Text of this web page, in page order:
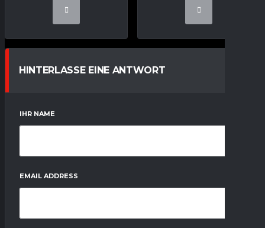
HINTERLASSE EINE ANTWORT
IHR NAME
EMAIL ADDRESS